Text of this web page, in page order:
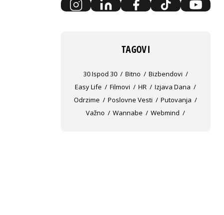
TAGOVI
30 Ispod 30 Bitno
Bizbendovi
Easy Life
Filmovi HR
Izjava Dana
Odrzime
Poslovne Vesti
Putovanja
Važno
Wannabe Webmind